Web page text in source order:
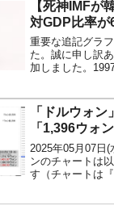
KOSP...
【死神IMFが
対GDP比率が
重要な追記グラ
た。誠に申し訳
加しました。
来、韓国では『
Monetary Fund
しばしば「死神
「ドルウォン
「1,396ウォ
2025年05月07日
ンのチャートは
す（チャートは
用）。陽線が伸
「1ドル＝1,396